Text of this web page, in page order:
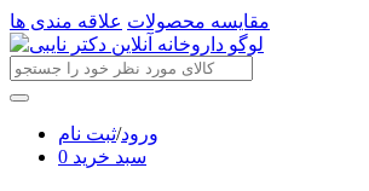
مقایسه محصولات علاقه مندی ها
ورود/ثبت نام
سبد خرید 0